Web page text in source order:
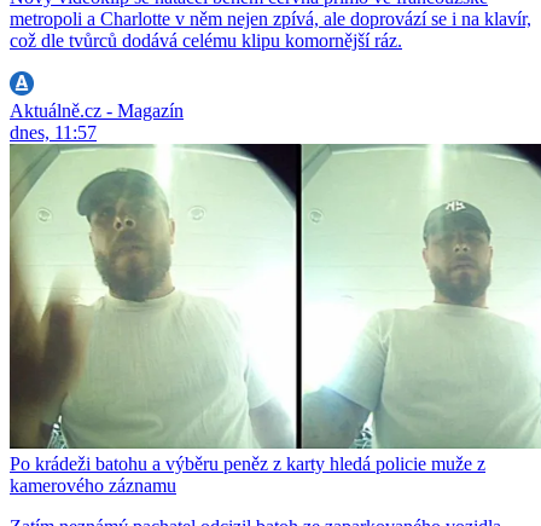
metropoli a Charlotte v něm nejen zpívá, ale doprovází se i na klavír,
což dle tvůrců dodává celému klipu komornější ráz.
Aktuálně.cz - Magazín
dnes, 11:57
Po krádeži batohu a výběru peněz z karty hledá policie muže z
kamerového záznamu